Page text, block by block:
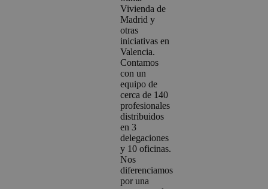
Vivienda de
Madrid y
otras
iniciativas en
Valencia.
Contamos
con un
equipo de
cerca de 140
profesionales
distribuidos
en 3
delegaciones
y 10 oficinas.
Nos
diferenciamos
por una